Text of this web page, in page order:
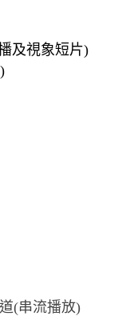
及視象短片)
(串流播放)